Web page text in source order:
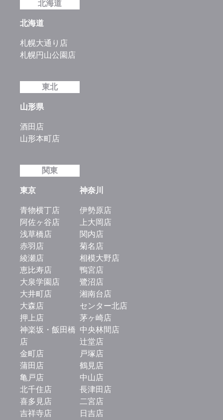
北海道
北海道
札幌大通り店
札幌円山公園店
東北
山形県
酒田店
山形本町店
関東
東京
青物横丁店
阿佐ヶ谷店
浅草橋店
赤羽店
綾瀬店
恵比寿店
大泉学園店
大井町店
大森店
押上店
神楽坂・飯田橋
店
金町店
蒲田店
亀戸店
北千住店
喜多見店
吉祥寺店
神奈川
伊勢原店
上大岡店
関内店
菊名店
相模大野店
鴨宮店
鷺沼店
湘南台店
センター北店
茅ヶ崎店
中央林間店
辻堂店
戸塚店
鶴見店
中山店
長津田店
二宮店
日吉店